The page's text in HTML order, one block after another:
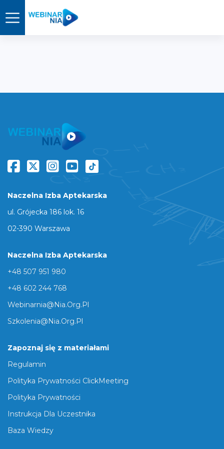
Naczelna Izba Aptekarska
ul. Grójecka 186 lok. 16
02-390 Warszawa
Naczelna Izba Aptekarska
+48 507 951 980
+48 602 244 768
Webinarnia@nia.org.pl
Szkolenia@nia.org.pl
Zapoznaj się z materiałami
Regulamin
Polityka Prywatności ClickMeeting
Polityka Prywatności
Instrukcja Dla Uczestnika
Baza Wiedzy